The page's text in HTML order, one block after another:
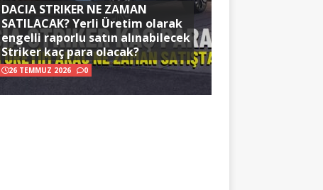
DACIA STRIKER NE ZAMAN
SATILACAK? Yerli Üretim olarak
engelli raporlu satın alınabilecek
Striker kaç para olacak?
26 TEMMUZ 2026 0